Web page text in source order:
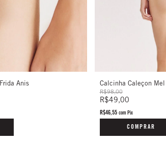
Anis Calcinha Caleçon
R$98,00
R$49,00
R$46,55 com Pix
COMPRAR